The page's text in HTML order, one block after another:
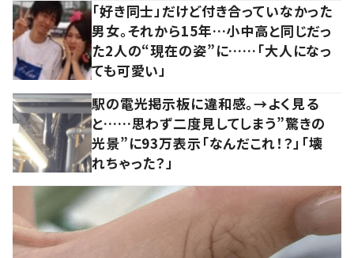
「好き同士」だけど付き合っていなかった
男女。それから15年…小中高と同じだっ
た2人の“現在の姿”に……「大人になっ
ても可愛い」
駅の電光掲示板に違和感。→よく見る
と……思わず二度見してしまう”驚きの
光景”に93万表示「なんだこれ！？」「壊
れちゃった？」